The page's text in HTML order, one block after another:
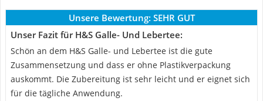
Unsere Bewertung: SEHR GUT
Unser Fazit für H&S Galle- Und Lebertee:
Schön an dem H&S Galle- und Lebertee ist die gute
Zusammensetzung und dass er ohne Plastikverpackung
auskommt. Die Zubereitung ist sehr leicht und er eignet sich
für die tägliche Anwendung.